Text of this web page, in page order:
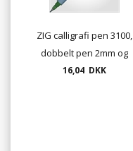
ZIG calligrafi pen 3100,
dobbelt pen 2mm og
3,5mm
16,04 DKK